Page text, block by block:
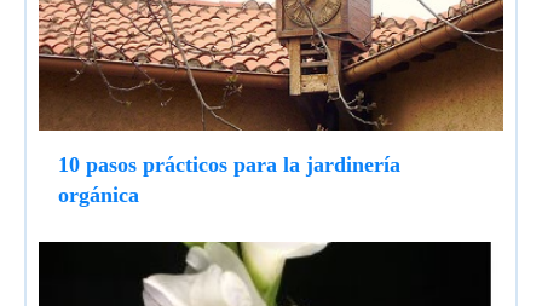
10 pasos prácticos para la jardinería
orgánica